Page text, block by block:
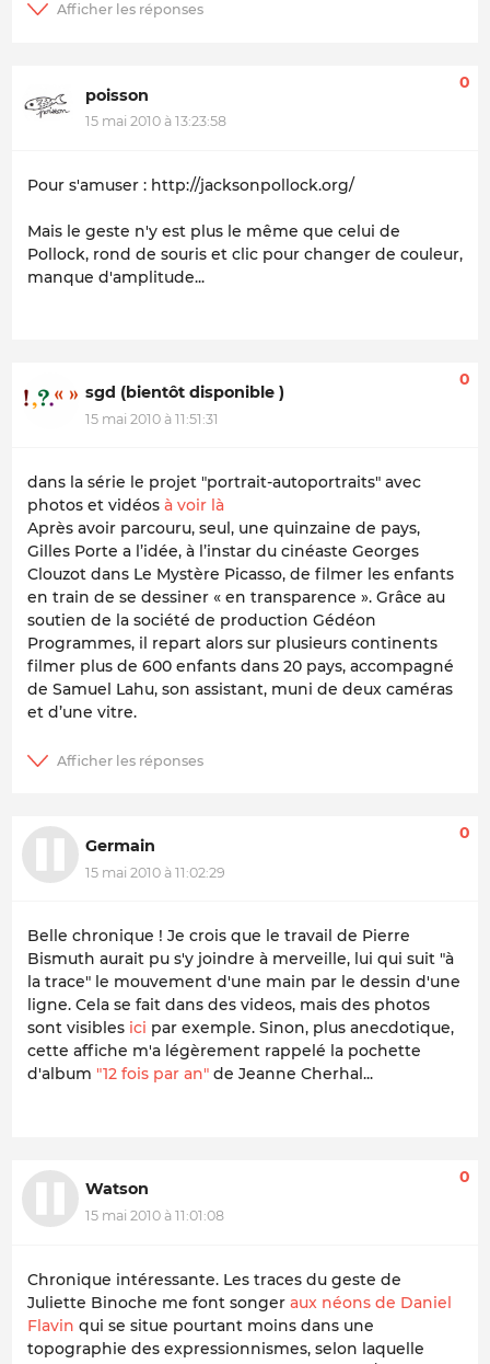
poisson
15 mai 2010 à 13:23:58
0
Pour s'amuser : http://jacksonpollock.org/
Mais le geste n'y est plus le même que celui de
Pollock, rond de souris et clic pour changer de couleur,
manque d'amplitude...
sgd (bientôt disponible )
15 mai 2010 à 11:51:31
0
dans la série le projet "portrait-autoportraits" avec
photos et vidéos à voir là
Après avoir parcouru, seul, une quinzaine de pays,
Gilles Porte a l’idée, à l’instar du cinéaste Georges
Clouzot dans Le Mystère Picasso, de filmer les enfants
en train de se dessiner « en transparence ». Grâce au
soutien de la société de production Gédéon
Programmes, il repart alors sur plusieurs continents
filmer plus de 600 enfants dans 20 pays, accompagné
de Samuel Lahu, son assistant, muni de deux caméras
et d’une vitre.
Germain
15 mai 2010 à 11:02:29
0
Belle chronique ! Je crois que le travail de Pierre
Bismuth aurait pu s'y joindre à merveille, lui qui suit "à
la trace" le mouvement d'une main par le dessin d'une
ligne. Cela se fait dans des videos, mais des photos
sont visibles ici par exemple. Sinon, plus anecdotique,
cette affiche m'a légèrement rappelé la pochette
d'album "12 fois par an" de Jeanne Cherhal...
Watson
15 mai 2010 à 11:01:08
0
Chronique intéressante. Les traces du geste de
Juliette Binoche me font songer aux néons de Daniel
Flavin qui se situe pourtant moins dans une
topographie des expressionnismes, selon laquelle